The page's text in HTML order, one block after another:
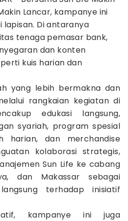
Lancar, kampanye ini
Di antaranya
tenaga pemasar bank,
dan konten
kuis harian dan
yang lebih bermakna dan
rangkaian kegiatan di
edukasi langsung,
syariah, program spesial
harian, dan merchandise
kolaborasi strategis,
Sun Life ke cabang
dan Makassar sebagai
terhadap inisiatif
kampanye ini juga